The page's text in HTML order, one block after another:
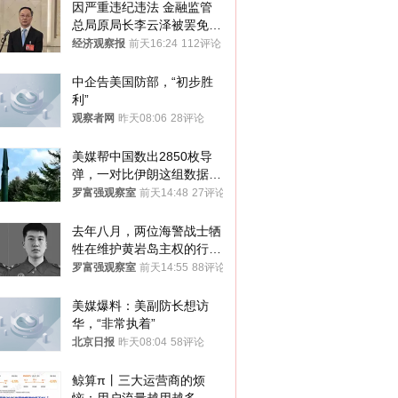
因严重违纪违法 金融监管
总局原局长李云泽被罢免全
国人大代表
经济观察报 前天16:24 112评论
中企告美国防部，“初步胜
利”
观察者网 昨天08:06 28评论
美媒帮中国数出2850枚导
弹，一对比伊朗这组数据，
发现出大事了
罗富强观察室 前天14:48 27评论
去年八月，两位海警战士牺
牲在维护黄岩岛主权的行动
中
罗富强观察室 前天14:55 88评论
美媒爆料：美副防长想访
华，“非常执着”
北京日报 昨天08:04 58评论
鲸算π丨三大运营商的烦